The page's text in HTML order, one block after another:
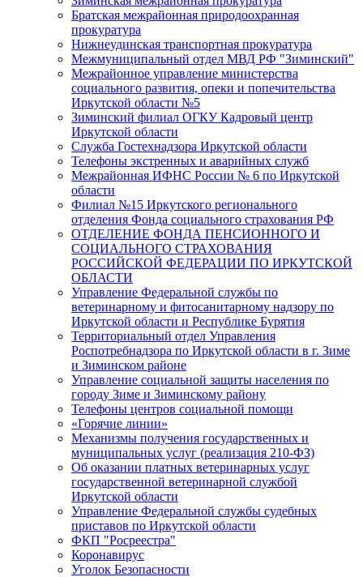
Братская межрайонная природоохранная
прокуратура
Нижнеудинская транспортная прокуратура
Межмуниципальный отдел МВД РФ "Зиминский"
Межрайонное управление министерства
социального развития, опеки и попечительства
Иркутской области №5
Зиминский филиал ОГКУ Кадровый центр
Иркутской области
Служба Гостехнадзора Иркутской области
Телефоны экстренных и аварийных служб
Межрайонная ИФНС России № 6 по Иркутской
области
Филиал №15 Иркутского регионального
отделения Фонда социального страхования РФ
ОТДЕЛЕНИЕ ФОНДА ПЕНСИОННОГО И
СОЦИАЛЬНОГО СТРАХОВАНИЯ
РОССИЙСКОЙ ФЕДЕРАЦИИ ПО ИРКУТСКОЙ
ОБЛАСТИ
Управление Федеральной службы по
ветеринарному и фитосанитарному надзору по
Иркутской области и Республике Бурятия
Территориальный отдел Управления
Роспотребнадзора по Иркутской области в г. Зиме
и Зиминском районе
Управление социальной защиты населения по
городу Зиме и Зиминскому району
Телефоны центров социальной помощи
«Горячие линии»
Механизмы получения государственных и
муниципальных услуг (реализация 210-ФЗ)
Об оказании платных ветеринарных услуг
государственной ветеринарной службой
Иркутской области
Управление Федеральной службы судебных
приставов по Иркутской области
ФКП "Росреестра"
Коронавирус
Уголок Безопасности